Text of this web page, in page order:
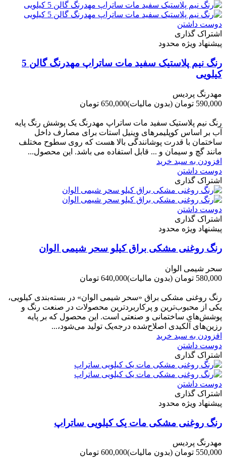
دوست داشتن
اشتراک گذاری
پیشنهاد ویژه محدود
رنگ نیم پلاستیک سفید مات ساتراپ مهدرنگ گالن 5
کیلویی
مهدرنگ پردیس
590,000 تومان
(بدون مالیات)650,000 تومان
رنگ نیم پلاستیک سفید مات ساتراپ مهدرنگ یک پوشش رنگ پایه
آب بر اساس کوپلیمرهای وینیل استات برای مصارف داخل
ساختمان با قدرت پوشانندگی بالا هست که روی سطوح مختلف
مانند گچ و سیمان و ... قابل استفاده می باشد. این محصول...
افزودن به سبد خرید
دوست داشتن
اشتراک گذاری
دوست داشتن
اشتراک گذاری
پیشنهاد ویژه محدود
رنگ روغنی مشکی براق کیلو سحر شیمی الوان
سحر شیمی الوان
580,000 تومان
(بدون مالیات)640,000 تومان
رنگ روغنی مشکی براق «سحر شیمی الوان» در بسته‌بندی کیلویی،
یکی از محبوب‌ترین و پرکاربردترین محصولات در صنعت رنگ و
پوشش‌های ساختمانی و صنعتی است. این محصول که بر پایه
رزین‌های آلکیدی اصلاح‌شده درجه‌یک تولید می‌شود،...
افزودن به سبد خرید
دوست داشتن
اشتراک گذاری
دوست داشتن
اشتراک گذاری
پیشنهاد ویژه محدود
رنگ روغنی مشکی مات یک کیلویی ساتراپ
مهدرنگ پردیس
550,000 تومان
(بدون مالیات)600,000 تومان